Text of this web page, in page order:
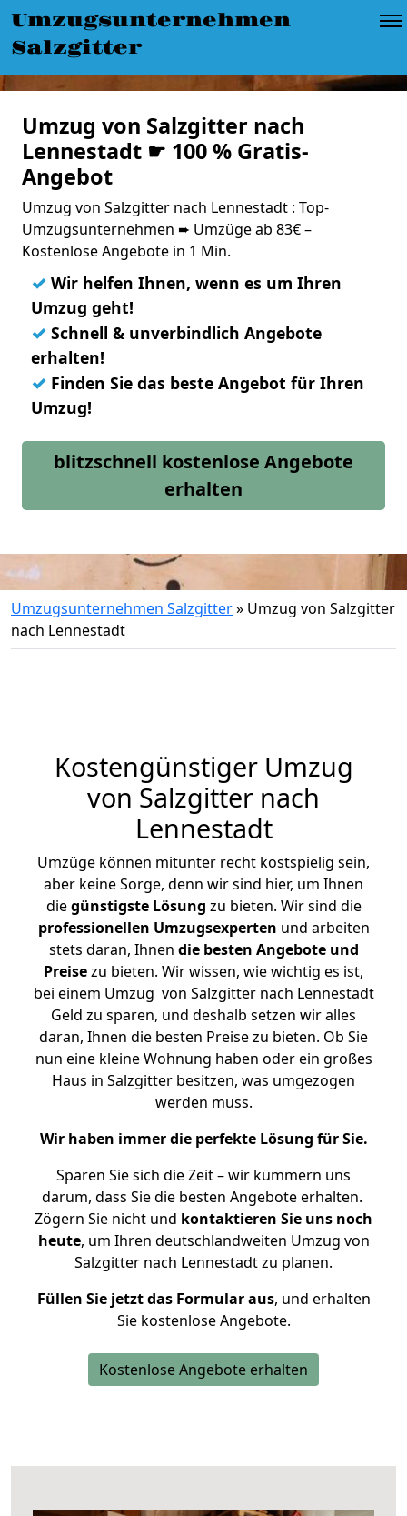
Umzugsunternehmen
Salzgitter
Umzug von Salzgitter nach
Lennestadt ☛ 100 % Gratis-
Angebot
Umzug von Salzgitter nach Lennestadt : Top-
Umzugsunternehmen ➨ Umzüge ab 83€ –
Kostenlose Angebote in 1 Min.
✓ Wir helfen Ihnen, wenn es um Ihren
Umzug geht!
✓ Schnell & unverbindlich Angebote
erhalten!
✓ Finden Sie das beste Angebot für Ihren
Umzug!
blitzschnell kostenlose Angebote
erhalten
Umzugsunternehmen Salzgitter» Umzug von Salzgitter
nach Lennestadt
Kostengünstiger Umzug
von Salzgitter nach
Lennestadt
Umzüge können mitunter recht kostspielig sein,
aber keine Sorge, denn wir sind hier, um Ihnen
diegünstigste Lösung zu bieten. Wir sind die
professionellen Umzugsexperten und arbeiten
stets daran, Ihnen die besten Angebote und
Preisezu bieten. Wir wissen, wie wichtig es ist,
bei einem Umzug von Salzgitter nach Lennestadt
Geld zu sparen, und deshalb setzen wir alles
daran, Ihnen die besten Preise zu bieten. Ob Sie
nun eine kleine Wohnung haben oder ein großes
Haus in Salzgitter besitzen, was umgezogen
werden muss.
Wir haben immer die perfekte Lösung für Sie.
Sparen Sie sich die Zeit – wir kümmern uns
darum, dass Sie die besten Angebote erhalten.
Zögern Sie nicht und kontaktieren Sie uns noch
heute, um Ihren deutschlandweiten Umzug von
Salzgitter nach Lennestadt zu planen.
Füllen Sie jetzt das Formular aus, und erhalten
Sie kostenlose Angebote.
Kostenlose Angebote erhalten